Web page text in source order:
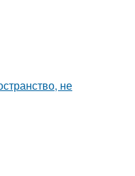
не